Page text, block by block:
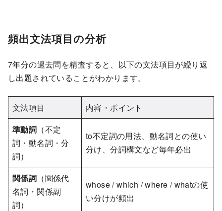
頻出文法項目の分析
7年分の過去問を精査すると、以下の文法項目が繰り返
し出題されていることがわかります。
文法項目
内容・ポイント
準動詞 （不定
詞・動名詞・分
詞）
to不定詞の用法、動名詞との使い
分け、分詞構文など毎年必出
関係詞 （関係代
名詞・関係副
詞）
whose / which / where / whatの使
い分けが頻出